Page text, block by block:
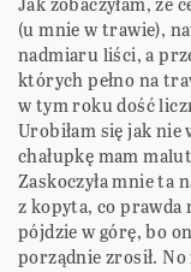
(u mnie w trawie),
nadmiaru liści, a
których pełno na
w tym roku dość
Urobiłam się jak
chałupkę mam
Zaskoczyła mnie ta
z kopyta, co prawda
pójdzie w górę, bo
porządnie zrosił.